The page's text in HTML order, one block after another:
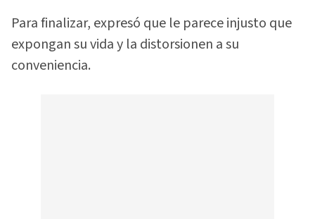
Para finalizar, expresó que le parece injusto que
expongan su vida y la distorsionen a su
conveniencia.